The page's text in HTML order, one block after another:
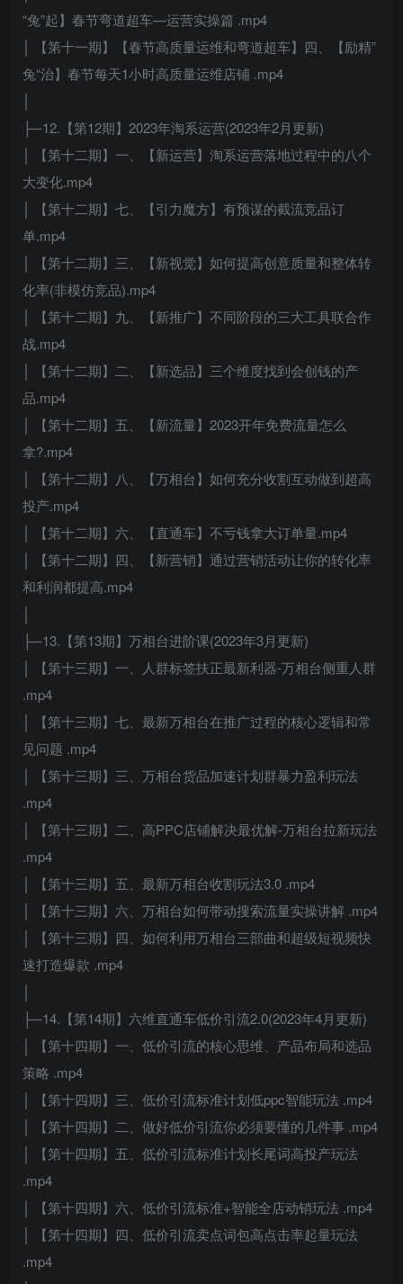
“兔”起】春节弯道超车—运营实操篇 .mp4
│ 【第十一期】【春节高质量运维和弯道超车】四、【励精”
兔“治】春节每天1小时高质量运维店铺 .mp4
├─12.【第12期】2023年淘系运营(2023年2月更新)
│ 【第十二期】一、【新运营】淘系运营落地过程中的八个
大变化.mp4
│ 【第十二期】七、【引力魔方】有预谋的截流竞品订
单.mp4
│ 【第十二期】三、【新视觉】如何提高创意质量和整体转
化率(非模仿竞品).mp4
│ 【第十二期】九、【新推广】不同阶段的三大工具联合作
战.mp4
│ 【第十二期】二、【新选品】三个维度找到会创钱的产
品.mp4
│ 【第十二期】五、【新流量】2023开年免费流量怎么
拿?.mp4
│ 【第十二期】八、【万相台】如何充分收割互动做到超高
投产.mp4
│ 【第十二期】六、【直通车】不亏钱拿大订单量.mp4
│ 【第十二期】四、【新营销】通过营销活动让你的转化率
和利润都提高.mp4
├─13.【第13期】万相台进阶课(2023年3月更新)
│ 【第十三期】一、人群标签扶正最新利器-万相台侧重人群
.mp4
│ 【第十三期】七、最新万相台在推广过程的核心逻辑和常
见问题 .mp4
│ 【第十三期】三、万相台货品加速计划群暴力盈利玩法
.mp4
│ 【第十三期】二、高PPC店铺解决最优解-万相台拉新玩法
.mp4
│ 【第十三期】五、最新万相台收割玩法3.0 .mp4
│ 【第十三期】六、万相台如何带动搜索流量实操讲解 .mp4
│ 【第十三期】四、如何利用万相台三部曲和超级短视频快
速打造爆款 .mp4
├─14.【第14期】六维直通车低价引流2.0(2023年4月更新)
│ 【第十四期】一、低价引流的核心思维、产品布局和选品
策略 .mp4
│ 【第十四期】三、低价引流标准计划低ppc智能玩法 .mp4
│ 【第十四期】二、做好低价引流你必须要懂的几件事 .mp4
│ 【第十四期】五、低价引流标准计划长尾词高投产玩法
.mp4
│ 【第十四期】六、低价引流标准+智能全店动销玩法 .mp4
│ 【第十四期】四、低价引流卖点词包高点击率起量玩法
.mp4